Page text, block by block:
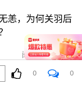
恙，为何关羽后
阅读 38439
令想起他曾盗过
0 0